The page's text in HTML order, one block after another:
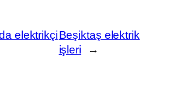
elektrikçiBeşiktaş elektrik
işleri
→